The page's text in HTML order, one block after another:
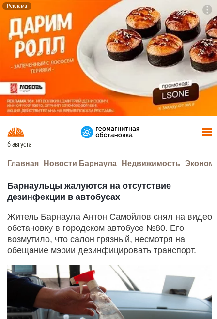
Реклама
6 августа
Главная Новости Барнаула Недвижимость
Барнаульцы жалуются на отсутствие
дезинфекции в автобусах
Житель Барнаула Антон Самойлов снял на видео
обстановку в городском автобусе №80. Его
возмутило, что салон грязный, несмотря на
обещание мэрии дезинфицировать транспорт.